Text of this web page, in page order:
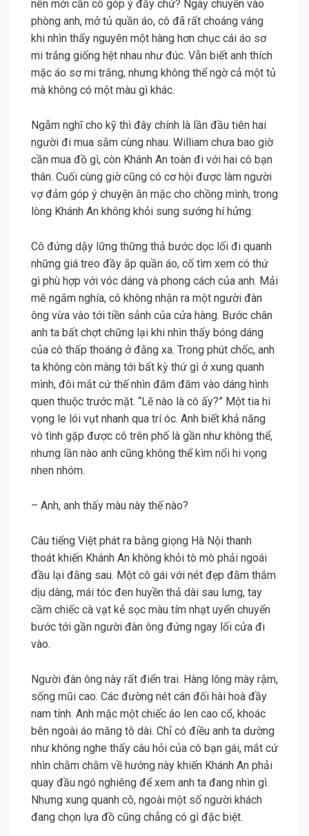
nên mới cần cô góp ý đấy chứ? Ngày chuyển vào
phòng anh, mở tủ quần áo, cô đã rất choáng váng
khi nhìn thấy nguyên một hàng hơn chục cái áo sơ
mi trắng giống hệt nhau như đúc. Vẫn biết anh thích
mặc áo sơ mi trắng, nhưng không thể ngờ cả một tủ
mà không có một màu gì khác.
Ngẫm nghĩ cho kỹ thì đây chính là lần đầu tiên hai
người đi mua sắm cùng nhau. William chưa bao giờ
cần mua đồ gì, còn Khánh An toàn đi với hai cô bạn
thân. Cuối cùng giờ cũng có cơ hội được làm người
vợ đảm góp ý chuyện ăn mặc cho chồng mình, trong
lòng Khánh An không khỏi sung sướng hí hửng.
Cô đứng dậy lững thững thả bước dọc lối đi quanh
những giá treo đầy ắp quần áo, cố tìm xem có thứ
gì phù hợp với vóc dáng và phong cách của anh. Mải
mê ngắm nghía, cô không nhận ra một người đàn
ông vừa vào tới tiền sảnh của cửa hàng. Bước chân
anh ta bất chợt chững lại khi nhìn thấy bóng dáng
của cô thấp thoáng ở đằng xa. Trong phút chốc, anh
ta không còn màng tới bất kỳ thứ gì ở xung quanh
mình, đôi mắt cứ thế nhìn đăm đăm vào dáng hình
quen thuộc trước mặt. “Lẽ nào là cô ấy?” Một tia hi
vọng le lói vụt nhanh qua trí óc. Anh biết khả năng
vô tình gặp được cô trên phố là gần như không thể,
nhưng lần nào anh cũng không thể kìm nổi hi vọng
nhen nhóm.
– Anh, anh thấy màu này thế nào?
Câu tiếng Việt phát ra bằng giọng Hà Nội thanh
thoát khiến Khánh An không khỏi tò mò phải ngoái
đầu lại đằng sau. Một cô gái với nét đẹp đằm thắm
dịu dàng, mái tóc đen huyền thả dài sau lưng, tay
cầm chiếc cà vạt kẻ sọc màu tím nhạt uyển chuyển
bước tới gần người đàn ông đứng ngay lối cửa đi
vào.
Người đàn ông này rất điển trai. Hàng lông mày rậm,
sống mũi cao. Các đường nét cân đối hài hoà đầy
nam tính. Anh mặc một chiếc áo len cao cổ, khoác
bên ngoài áo măng tô dài. Chỉ có điều anh ta dường
như không nghe thấy câu hỏi của cô bạn gái, mắt cứ
nhìn chằm chằm về hướng này khiến Khánh An phải
quay đầu ngó nghiêng để xem anh ta đang nhìn gì.
Nhưng xung quanh cô, ngoài một số người khách
đang chọn lựa đồ cũng chẳng có gì đặc biệt.